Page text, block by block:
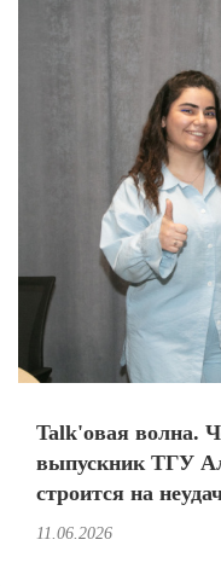
Talk'овая волна.
выпускник ТГУ
строится на
11.06.2026